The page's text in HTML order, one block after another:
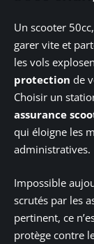
Un scooter
garer vite et
les vols
protection de
Choisir un
assurance
qui éloigne les
administratives.
Impossible
scrutés par les
pertinent, ce
protège contre